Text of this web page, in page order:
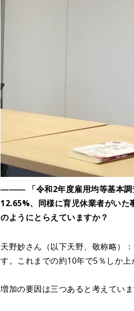
――― 「令和2年度雇用均等基本調
12.65%、同様に育児休業者がい
のようにとらえていますか？
天野妙さん（以下天野、敬称略）
す。これまでの約10年で5％しか上
増加の要因は三つあると考えていま